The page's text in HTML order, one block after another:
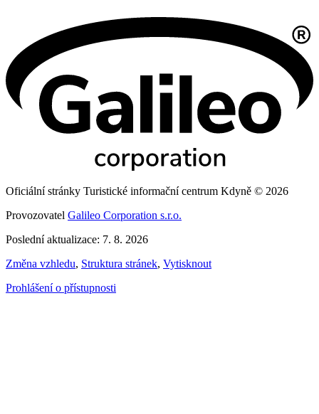
Oficiální stránky Turistické informační centrum Kdyně © 2026
Provozovatel Galileo Corporation s.r.o.
Poslední aktualizace: 7. 8. 2026
Změna vzhledu, Struktura stránek, Vytisknout
Prohlášení o přístupnosti